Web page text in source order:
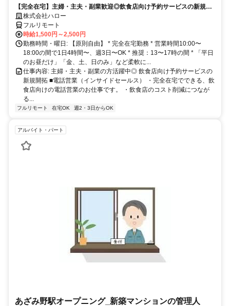
【完全在宅】主婦・主夫・副業歓迎◎飲食店向け予約サービスの新規開
拓 株式会社ハロー
フルリモート
時給1,500円～2,500円
勤務時間・曜日: 【原則自由】 * 完全在宅勤務 * 営業時間10:00〜
18:00の間で1日4時間〜、週3日〜OK * 推奨：13〜17時の間 * 「平日
のお昼だけ」「金、土、日のみ」など柔軟に...
仕事内容: 主婦・主夫・副業の方活躍中◎ 飲食店向け予約サービスの
新規開拓 ■電話営業（インサイドセールス） ・完全在宅でできる、飲
食店向けの電話営業のお仕事です。 ・飲食店のコスト削減につなが
る...
フルリモート 在宅OK 週2・3日からOK
アルバイト・パート
あざみ野駅オープニング_新築マンションの管理人